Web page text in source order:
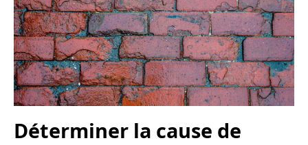
Déterminer la cause de